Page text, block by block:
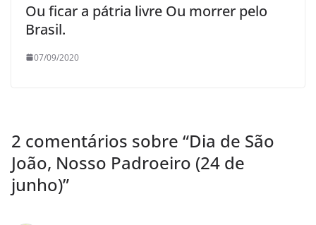
Ou ficar a pátria livre Ou morrer pelo
Brasil.
07/09/2020
2 comentários sobre “Dia de São
João, Nosso Padroeiro (24 de
junho)”